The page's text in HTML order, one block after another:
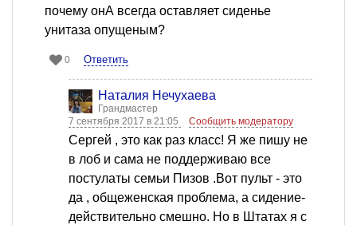
почему онА всегда оставляет сиденье
унитаза опущеным?
0 Ответить
Наталия Нечухаева
Грандмастер
7 сентября 2017 в 21:05
Сообщить модератору
Сергей , это как раз класс! Я же пишу не
в лоб и сама не поддерживаю все
постулаты семьи Пизов .Вот пульт - это
да , общеженская проблема, а сидение-
действительно смешно. Но в Штатах я с